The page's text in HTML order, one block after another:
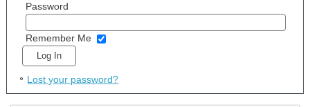
Password
Remember Me
Lost your password?